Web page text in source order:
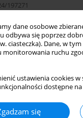
dane osobowe
odbywa się poprzez
ciasteczka). Dane, w
monitorowania ruchu
ustawienia cookies
dostępne
się
197271
sustainable